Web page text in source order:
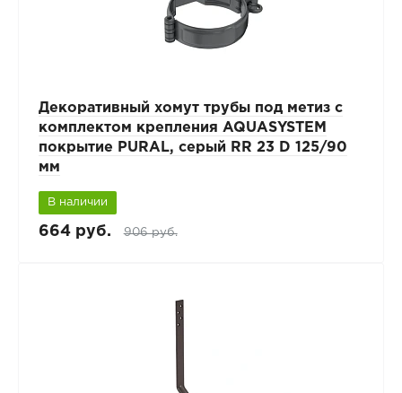
Декоративный хомут трубы под метиз с
комплектом крепления AQUASYSTEM
покрытие PURAL, серый RR 23 D 125/90
мм
В наличии
664 руб. 906 руб.